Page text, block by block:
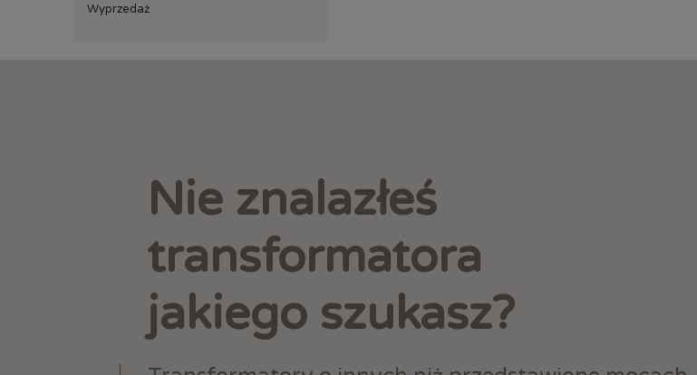
Wyprzedaż
Nie znalazłeś
transformatora
jakiego szukasz?